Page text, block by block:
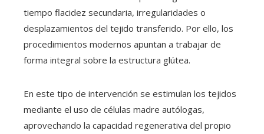
tiempo flacidez secundaria, irregularidades o
desplazamientos del tejido transferido. Por ello, los
procedimientos modernos apuntan a trabajar de
forma integral sobre la estructura glútea.
En este tipo de intervención se estimulan los tejidos
mediante el uso de células madre autólogas,
aprovechando la capacidad regenerativa del propio